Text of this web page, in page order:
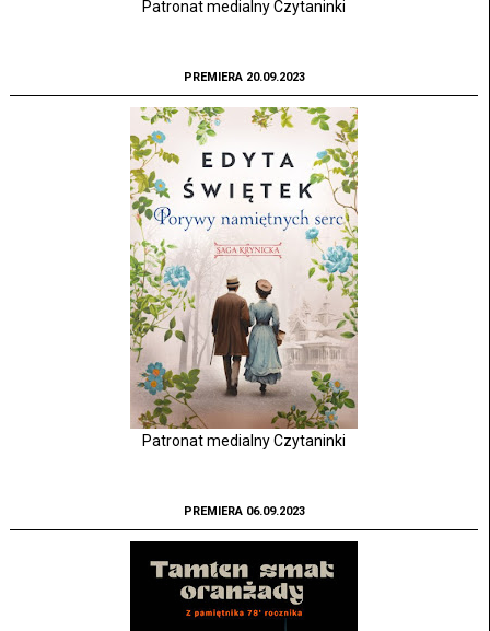
Patronat medialny Czytaninki
PREMIERA 20.09.2023
Patronat medialny Czytaninki
PREMIERA 06.09.2023